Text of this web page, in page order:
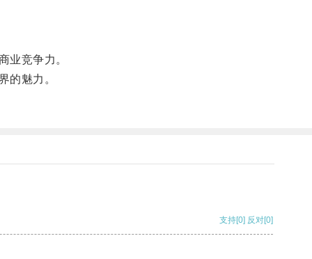
竞争力。
的魅力。
支持[0] 反对[0]